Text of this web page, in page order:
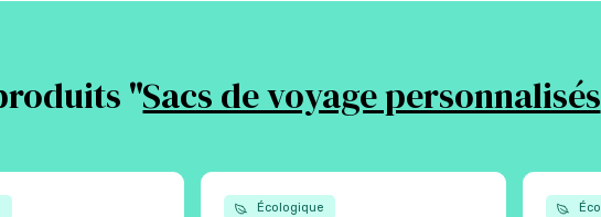
"Sacs de voyage personnalisés
Écologique